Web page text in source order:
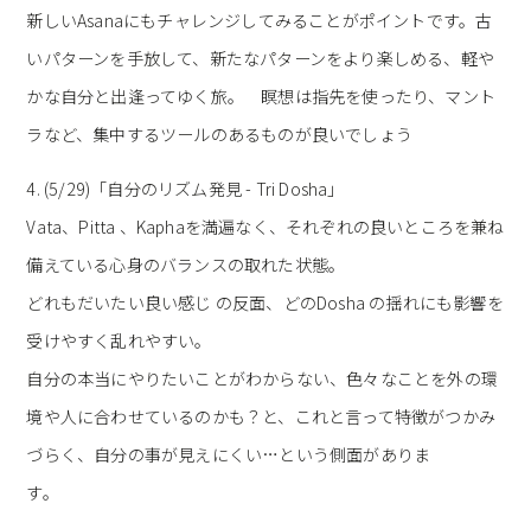
新しいAsanaにもチャレンジしてみることがポイントです。古
いパターンを手放して、新たなパターンをより楽しめる、軽や
かな自分と出逢ってゆく旅。 瞑想は指先を使ったり、マント
ラなど、集中するツールのあるものが良いでしょう
4. (5/29)「自分のリズム発見 - Tri Dosha」
Vata、Pitta 、Kaphaを満遍なく、それぞれの良いところを兼ね
備えている心身のバランスの取れた状態。
どれもだいたい良い感じ の反面、どのDosha の揺れにも影響を
受けやすく乱れやすい。
自分の本当にやりたいことがわからない、色々なことを外の環
境や人に合わせているのかも？と、これと言って特徴がつかみ
づらく、自分の事が見えにくい…という側面がありま
す。